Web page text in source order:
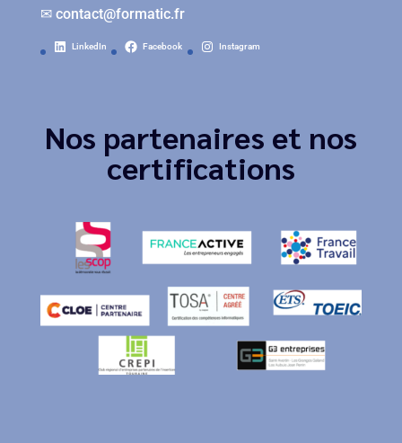
✉ contact@formatic.fr
LinkedIn Facebook Instagram
Nos partenaires et nos
certifications